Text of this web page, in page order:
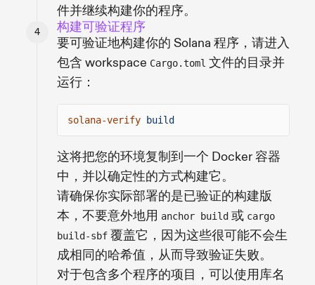
件并继续构建你的程序。
构建可验证程序
要可验证地构建你的 Solana 程序，请进入
包含 workspace Cargo.toml 文件的目录并
运行：
solana-verify build
这将把您的环境复制到一个 Docker 容器
中，并以确定性的方式构建它。
请确保你实际部署的是已验证的构建版
本，不要意外地用 anchor build 或 cargo
build-sbf 覆盖它，因为这些很可能不会生
成相同的哈希值，从而导致验证失败。
对于包含多个程序的项目，可以使用库名